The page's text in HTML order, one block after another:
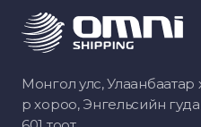
Монгол улс, Улаанбаатар
р хороо, Энгельсийн